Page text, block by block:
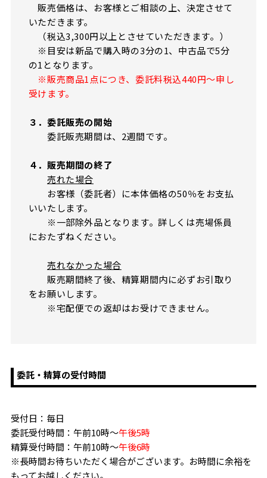
販売価格は、お客様とご相談の上、決定させて
いただきます。
（税込3,300円以上とさせていただきます。）
※目安は新品で購入時の3分の1、中古品で5分
の1となります。
※販売商品1点につき、委託料税込440円～申し
受けます。
３．委託販売の開始
委託販売期間は、2週間です。
４．販売期間の終了
売れた場合
お客様（委託者）に本体価格の50％をお支払
いいたします。
※一部除外品となります。詳しくは売場係員
におたずねください。
売れなかった場合
販売期間終了後、精算期間内に必ずお引取り
をお願いします。
※宅配便での返却はお受けできません。
委託・精算の受付時間
受付日：毎日
委託受付時間：午前10時～午後5時
精算受付時間：午前10時～午後6時
※長時間お待ちいただく場合がございます。お時間に余裕を
もってお越しください。